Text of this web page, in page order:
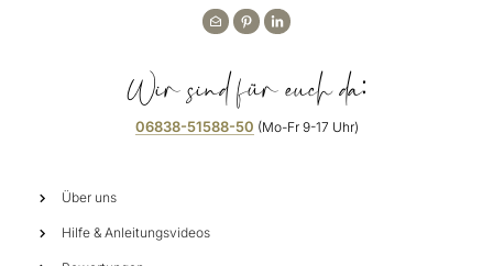
Wir sind für euch da:
06838-51588-50 (Mo-Fr 9-17 Uhr)
Über uns
Hilfe & Anleitungsvideos